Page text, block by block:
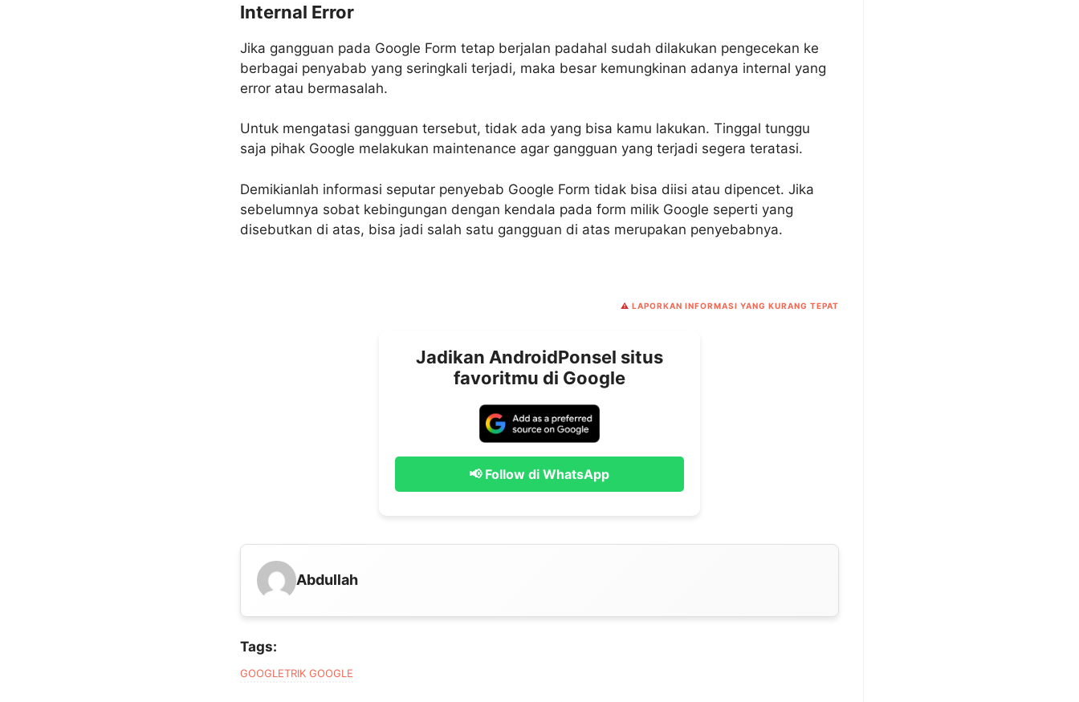
Internal Error
Jika gangguan pada Google Form tetap berjalan padahal sudah dilakukan pengecekan ke
berbagai penyabab yang seringkali terjadi, maka besar kemungkinan adanya internal yang
error atau bermasalah.
Untuk mengatasi gangguan tersebut, tidak ada yang bisa kamu lakukan. Tinggal tunggu
saja pihak Google melakukan maintenance agar gangguan yang terjadi segera teratasi.
Demikianlah informasi seputar penyebab Google Form tidak bisa diisi atau dipencet. Jika
sebelumnya sobat kebingungan dengan kendala pada form milik Google seperti yang
disebutkan di atas, bisa jadi salah satu gangguan di atas merupakan penyebabnya.
⚠️ LAPORKAN INFORMASI YANG KURANG TEPAT
Jadikan AndroidPonsel situs
favoritmu di Google
📢 Follow di WhatsApp
Abdullah
Tags:
GOOGLETRIK GOOGLE